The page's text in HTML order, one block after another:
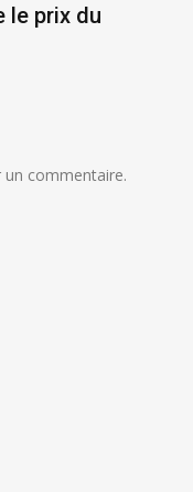
le prix du
un commentaire.